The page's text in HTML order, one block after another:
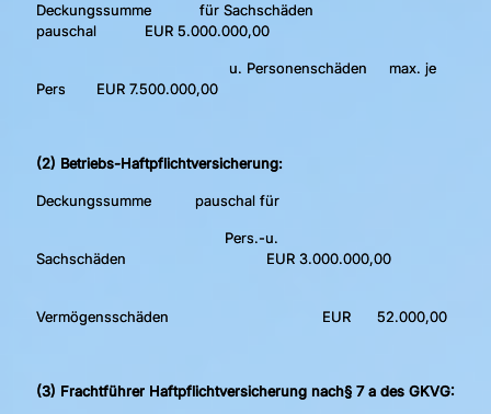
Deckungssumme für Sachschäden
pauschal EUR 5.000.000,00
u. Personenschäden max. je
Pers EUR 7.500.000,00
(2) Betriebs-Haftpflichtversicherung:
Deckungssumme pauschal für
Pers.-u.
Sachschäden EUR 3.000.000,00
Vermögensschäden EUR 52.000,00
(3) Frachtführer Haftpflichtversicherung nach§ 7 a des GKVG: